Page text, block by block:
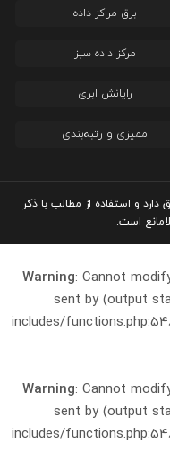
برق مراکز داده
مرکز داده سبز
رایانش ابری
ممیزی و رتبه‌بندی
و استفاده از مطالب با ذکر
است.
Warning: Cannot
sent by (output
includes/
Warning: Cannot
sent by (output
includes/